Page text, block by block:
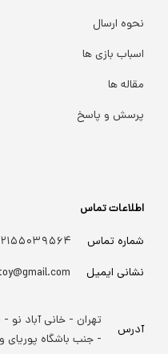
اطلاعات تماس
شماره تماس
نشانی ایمیل
آدرس
تهران - خانی آباد نو
- جنب باشگاه پوریای
نحوه ارسال
اسباب بازی ها
مقاله ها
پرسش و پاسخ